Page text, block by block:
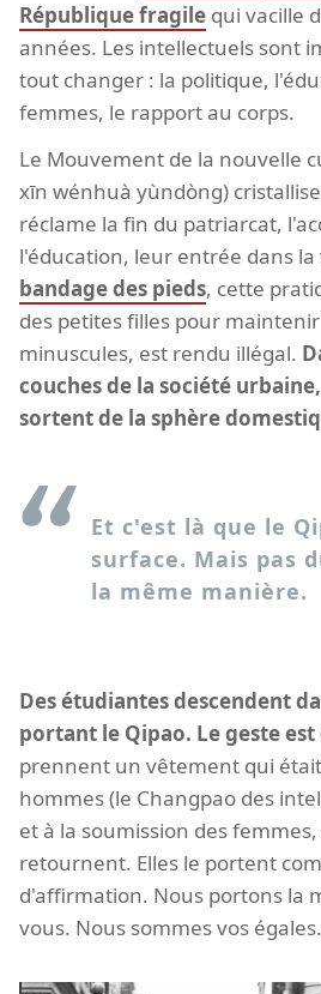
République fragile qui vacille
années. Les intellectuels sont
tout changer : la politique,
femmes, le rapport au corps.
Le Mouvement de la nouvelle
xīn wénhuà yùndòng)
réclame la fin du patriarcat,
l'éducation, leur entrée dans
bandage des pieds, cette
des petites filles pour
minuscules, est rendu illégal.
couches de la société
sortent de la sphère
Et c'est là que le
surface. Mais pas
la même manière.
Des étudiantes descendent
portant le Qipao. Le geste
prennent un vêtement qui
hommes (le Changpao des
et à la soumission des
retournent. Elles le portent
d'affirmation. Nous portons la
vous. Nous sommes vos égales.